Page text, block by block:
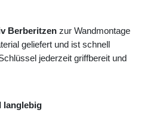
Berberitzen zur Wandmontage
geliefert und ist schnell
jederzeit griffbereit und
langlebig